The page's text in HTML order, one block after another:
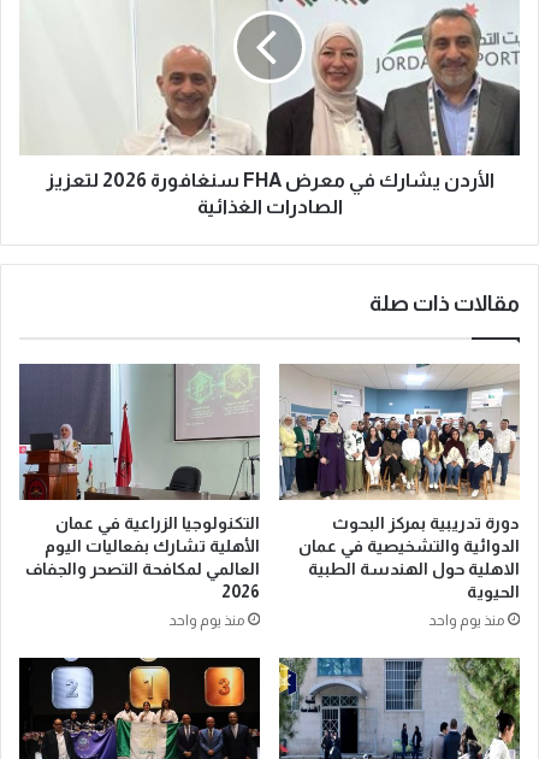
8800K
Fans
الأشهر الأخيرة تعليقات
لا تَلُمْ كفي إذا السيف نبا صح مِنِّي العزم والدهر
نعرف ما هو الموت
أغسطس 12, 2023
زيادة القول تحكي النقص في العمل ومنطق
المرء قد يهديه للزلل
أغسطس 12, 2023
لا تطلقن القول في غير بصر إن اللسان غير
مأمون الضرر
الادارة تعمل من خلال النظام اما القيادة
أغسطس 12, 2023